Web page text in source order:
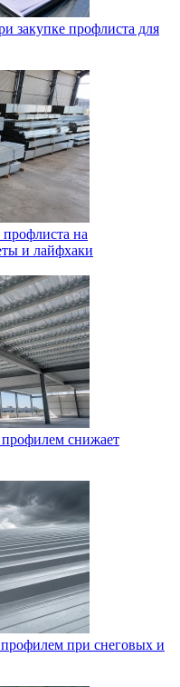
закупке профлиста для
на
и лайфхаки
снижает
при снеговых и